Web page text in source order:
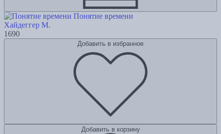
Понятие времени
Хайдеггер М.
1690
Добавить в избранное
Добавить в корзину